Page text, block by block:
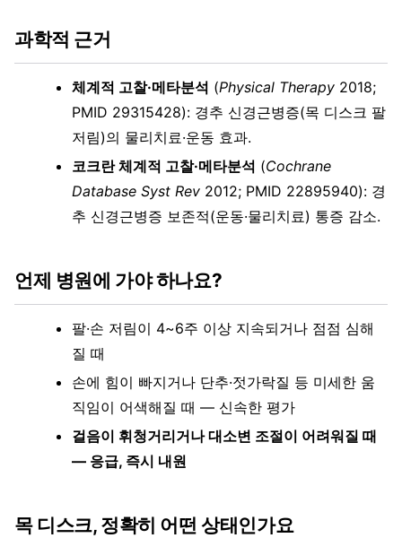
과학적 근거
체계적 고찰·메타분석 (Physical Therapy 2018;
PMID 29315428): 경추 신경근병증(목 디스크 팔
저림)의 물리치료·운동 효과.
코크란 체계적 고찰·메타분석 (Cochrane
Database Syst Rev 2012; PMID 22895940): 경
추 신경근병증 보존적(운동·물리치료) 통증 감소.
언제 병원에 가야 하나요?
팔·손 저림이 4~6주 이상 지속되거나 점점 심해
질 때
손에 힘이 빠지거나 단추·젓가락질 등 미세한 움
직임이 어색해질 때 — 신속한 평가
걸음이 휘청거리거나 대소변 조절이 어려워질 때
— 응급, 즉시 내원
목 디스크, 정확히 어떤 상태인가요